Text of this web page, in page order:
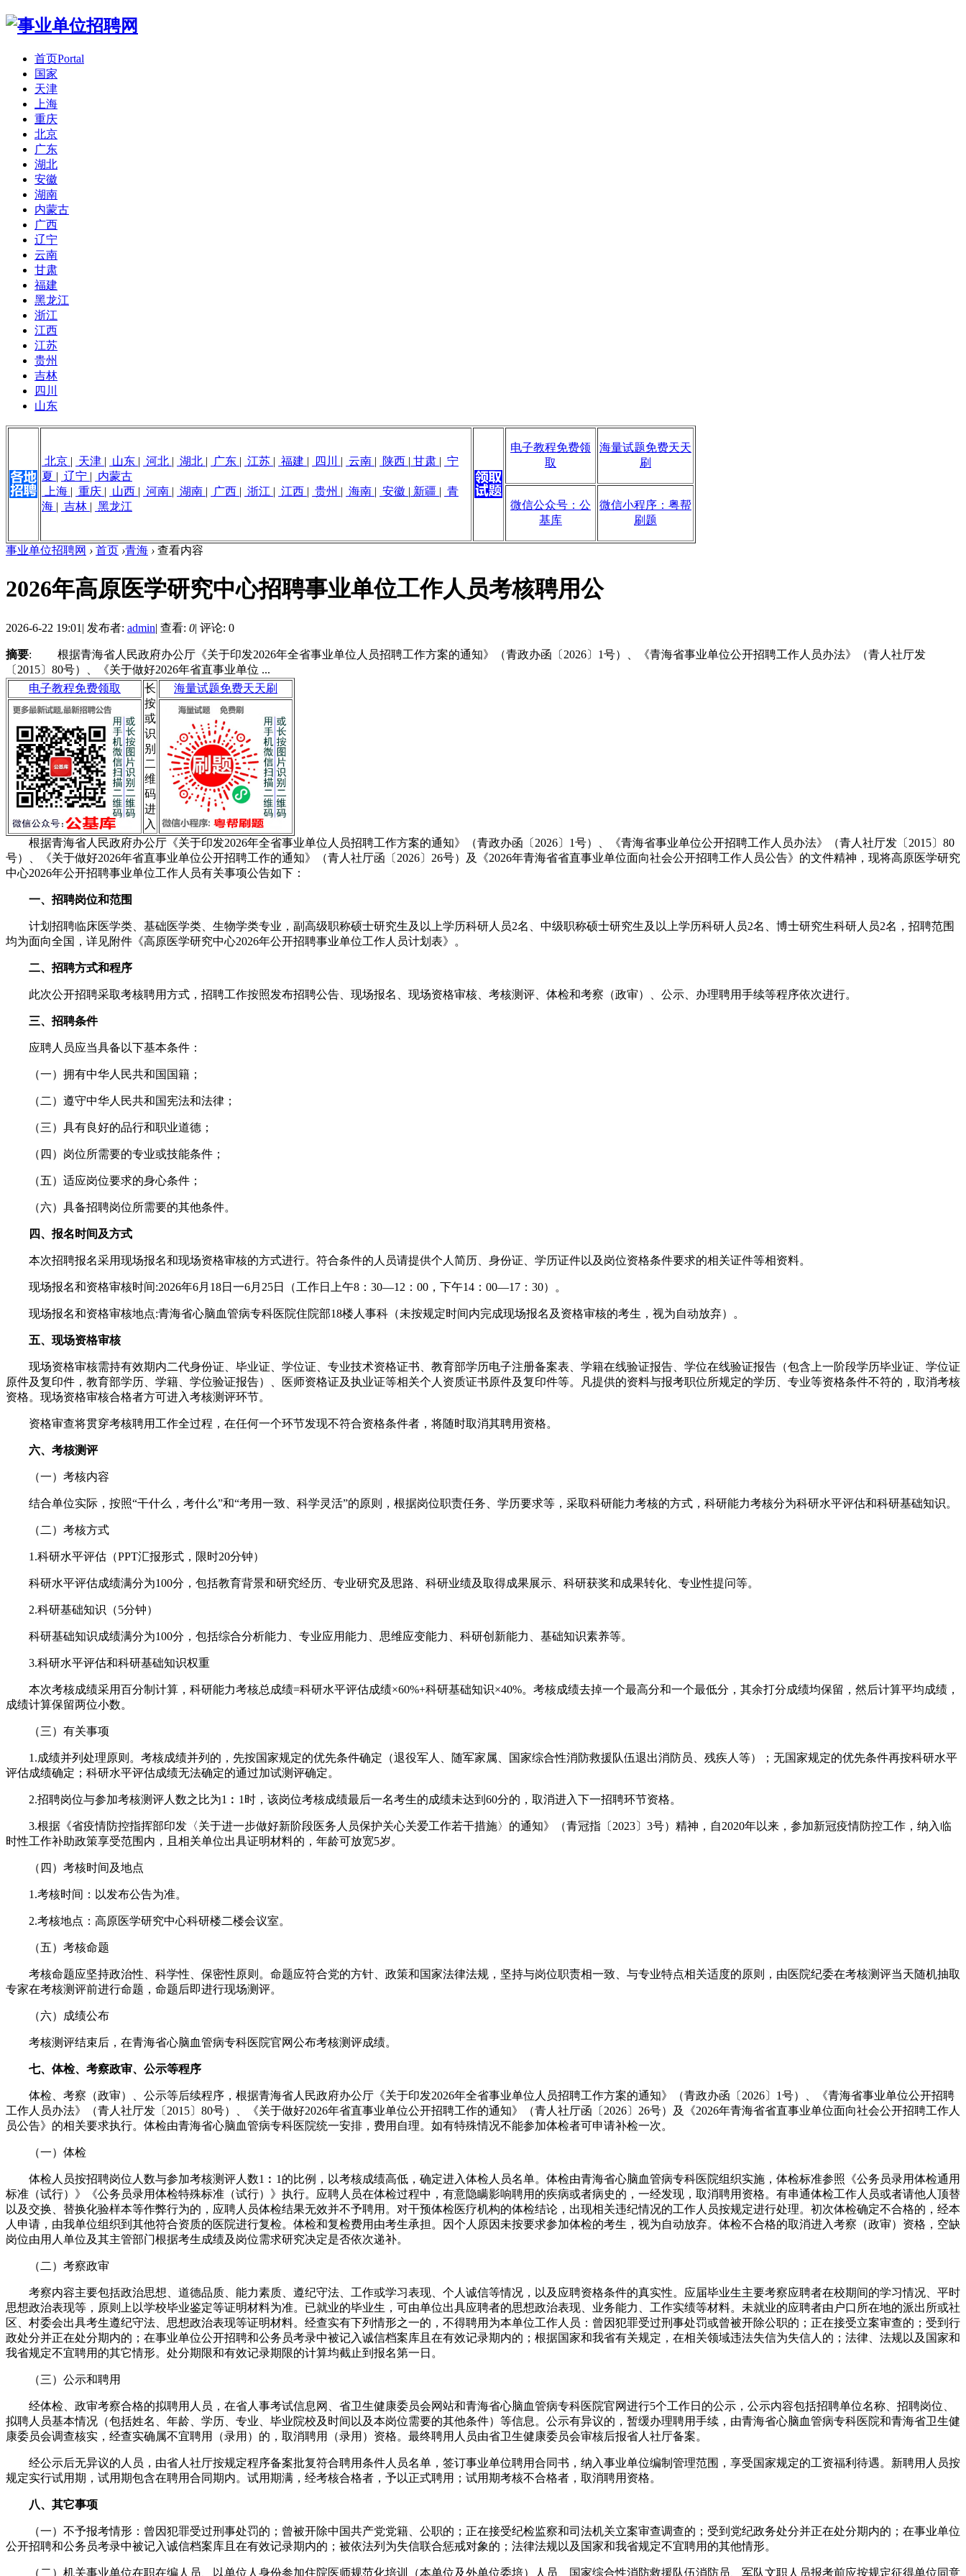
首页Portal
国家
天津
上海
重庆
北京
广东
湖北
安徽
湖南
内蒙古
广西
辽宁
云南
甘肃
福建
黑龙江
浙江
江西
江苏
贵州
吉林
四川
山东
北京 | 天津 | 山东 | 河北 | 湖北 | 广东 | 江苏 | 福建 | 四川 | 云南 | 陕西 | 甘肃 | 宁
夏 | 辽宁 | 内蒙古
上海 | 重庆 | 山西 | 河南 | 湖南 | 广西 | 浙江 | 江西 | 贵州 | 海南 | 安徽 | 新疆 | 青
海 | 吉林 | 黑龙江
电子教程免费领
取
海量试题免费天天
刷
微信公众号：公
基库
微信小程序：粤帮
刷题
事业单位招聘网 › 首页 ›青海 › 查看内容
2026年高原医学研究中心招聘事业单位工作人员考核聘用公
2026-6-22 19:01 | 发布者: admin| 查看: 0| 评论: 0
摘要: 根据青海省人民政府办公厅《关于印发2026年全省事业单位人员招聘工作方案的通知》（青政办函〔2026〕1号）、《青海省事业单位公开招聘工作人员办法》（青人社厅发
〔2015〕80号）、《关于做好2026年省直事业单位 ...
电子教程免费领取
长
按
或
识
别
二
维
码
进
入
海量试题免费天天刷
根据青海省人民政府办公厅《关于印发2026年全省事业单位人员招聘工作方案的通知》（青政办函〔2026〕1号）、《青海省事业单位公开招聘工作人员办法》（青人社厅发〔2015〕80
号）、《关于做好2026年省直事业单位公开招聘工作的通知》（青人社厅函〔2026〕26号）及《2026年青海省省直事业单位面向社会公开招聘工作人员公告》的文件精神，现将高原医学研究
中心2026年公开招聘事业单位工作人员有关事项公告如下：
一、招聘岗位和范围
计划招聘临床医学类、基础医学类、生物学类专业，副高级职称硕士研究生及以上学历科研人员2名、中级职称硕士研究生及以上学历科研人员2名、博士研究生科研人员2名，招聘范围
均为面向全国，详见附件《高原医学研究中心2026年公开招聘事业单位工作人员计划表》。
二、招聘方式和程序
此次公开招聘采取考核聘用方式，招聘工作按照发布招聘公告、现场报名、现场资格审核、考核测评、体检和考察（政审）、公示、办理聘用手续等程序依次进行。
三、招聘条件
应聘人员应当具备以下基本条件：
（一）拥有中华人民共和国国籍；
（二）遵守中华人民共和国宪法和法律；
（三）具有良好的品行和职业道德；
（四）岗位所需要的专业或技能条件；
（五）适应岗位要求的身心条件；
（六）具备招聘岗位所需要的其他条件。
四、报名时间及方式
本次招聘报名采用现场报名和现场资格审核的方式进行。符合条件的人员请提供个人简历、身份证、学历证件以及岗位资格条件要求的相关证件等相资料。
现场报名和资格审核时间:2026年6月18日一6月25日（工作日上午8：30—12：00，下午14：00—17：30）。
现场报名和资格审核地点:青海省心脑血管病专科医院住院部18楼人事科（未按规定时间内完成现场报名及资格审核的考生，视为自动放弃）。
五、现场资格审核
现场资格审核需持有效期内二代身份证、毕业证、学位证、专业技术资格证书、教育部学历电子注册备案表、学籍在线验证报告、学位在线验证报告（包含上一阶段学历毕业证、学位证
原件及复印件，教育部学历、学籍、学位验证报告）、医师资格证及执业证等相关个人资质证书原件及复印件等。凡提供的资料与报考职位所规定的学历、专业等资格条件不符的，取消考核
资格。现场资格审核合格者方可进入考核测评环节。
资格审查将贯穿考核聘用工作全过程，在任何一个环节发现不符合资格条件者，将随时取消其聘用资格。
六、考核测评
（一）考核内容
结合单位实际，按照“干什么，考什么”和“考用一致、科学灵活”的原则，根据岗位职责任务、学历要求等，采取科研能力考核的方式，科研能力考核分为科研水平评估和科研基础知识。
（二）考核方式
1.科研水平评估（PPT汇报形式，限时20分钟）
科研水平评估成绩满分为100分，包括教育背景和研究经历、专业研究及思路、科研业绩及取得成果展示、科研获奖和成果转化、专业性提问等。
2.科研基础知识（5分钟）
科研基础知识成绩满分为100分，包括综合分析能力、专业应用能力、思维应变能力、科研创新能力、基础知识素养等。
3.科研水平评估和科研基础知识权重
本次考核成绩采用百分制计算，科研能力考核总成绩=科研水平评估成绩×60%+科研基础知识×40%。考核成绩去掉一个最高分和一个最低分，其余打分成绩均保留，然后计算平均成绩，
成绩计算保留两位小数。
（三）有关事项
1.成绩并列处理原则。考核成绩并列的，先按国家规定的优先条件确定（退役军人、随军家属、国家综合性消防救援队伍退出消防员、残疾人等）；无国家规定的优先条件再按科研水平
评估成绩确定；科研水平评估成绩无法确定的通过加试测评确定。
2.招聘岗位与参加考核测评人数之比为1︰1时，该岗位考核成绩最后一名考生的成绩未达到60分的，取消进入下一招聘环节资格。
3.根据《省疫情防控指挥部印发〈关于进一步做好新阶段医务人员保护关心关爱工作若干措施〉的通知》（青冠指〔2023〕3号）精神，自2020年以来，参加新冠疫情防控工作，纳入临
时性工作补助政策享受范围内，且相关单位出具证明材料的，年龄可放宽5岁。
（四）考核时间及地点
1.考核时间：以发布公告为准。
2.考核地点：高原医学研究中心科研楼二楼会议室。
（五）考核命题
考核命题应坚持政治性、科学性、保密性原则。命题应符合党的方针、政策和国家法律法规，坚持与岗位职责相一致、与专业特点相关适度的原则，由医院纪委在考核测评当天随机抽取
专家在考核测评前进行命题，命题后即进行现场测评。
（六）成绩公布
考核测评结束后，在青海省心脑血管病专科医院官网公布考核测评成绩。
七、体检、考察政审、公示等程序
体检、考察（政审）、公示等后续程序，根据青海省人民政府办公厅《关于印发2026年全省事业单位人员招聘工作方案的通知》（青政办函〔2026〕1号）、《青海省事业单位公开招聘
工作人员办法》（青人社厅发〔2015〕80号）、《关于做好2026年省直事业单位公开招聘工作的通知》（青人社厅函〔2026〕26号）及《2026年青海省省直事业单位面向社会公开招聘工作人
员公告》的相关要求执行。体检由青海省心脑血管病专科医院统一安排，费用自理。如有特殊情况不能参加体检者可申请补检一次。
（一）体检
体检人员按招聘岗位人数与参加考核测评人数1︰1的比例，以考核成绩高低，确定进入体检人员名单。体检由青海省心脑血管病专科医院组织实施，体检标准参照《公务员录用体检通用
标准（试行）》《公务员录用体检特殊标准（试行）》执行。应聘人员在体检过程中，有意隐瞒影响聘用的疾病或者病史的，一经发现，取消聘用资格。有串通体检工作人员或者请他人顶替
以及交换、替换化验样本等作弊行为的，应聘人员体检结果无效并不予聘用。对干预体检医疗机构的体检结论，出现相关违纪情况的工作人员按规定进行处理。初次体检确定不合格的，经本
人申请，由我单位组织到其他符合资质的医院进行复检。体检和复检费用由考生承担。因个人原因未按要求参加体检的考生，视为自动放弃。体检不合格的取消进入考察（政审）资格，空缺
岗位由用人单位及其主管部门根据考生成绩及岗位需求研究决定是否依次递补。
（二）考察政审
考察内容主要包括政治思想、道德品质、能力素质、遵纪守法、工作或学习表现、个人诚信等情况，以及应聘资格条件的真实性。应届毕业生主要考察应聘者在校期间的学习情况、平时
思想政治表现等，原则上以学校毕业鉴定等证明材料为准。已就业的毕业生，可由单位出具应聘者的思想政治表现、业务能力、工作实绩等材料。未就业的应聘者由户口所在地的派出所或社
区、村委会出具考生遵纪守法、思想政治表现等证明材料。经查实有下列情形之一的，不得聘用为本单位工作人员：曾因犯罪受过刑事处罚或曾被开除公职的；正在接受立案审查的；受到行
政处分并正在处分期内的；在事业单位公开招聘和公务员考录中被记入诚信档案库且在有效记录期内的；根据国家和我省有关规定，在相关领域违法失信为失信人的；法律、法规以及国家和
我省规定不宜聘用的其它情形。处分期限和有效记录期限的计算均截止到报名第一日。
（三）公示和聘用
经体检、政审考察合格的拟聘用人员，在省人事考试信息网、省卫生健康委员会网站和青海省心脑血管病专科医院官网进行5个工作日的公示，公示内容包括招聘单位名称、招聘岗位、
拟聘人员基本情况（包括姓名、年龄、学历、专业、毕业院校及时间以及本岗位需要的其他条件）等信息。公示有异议的，暂缓办理聘用手续，由青海省心脑血管病专科医院和青海省卫生健
康委员会调查核实，经查实确属不宜聘用（录用）的，取消聘用（录用）资格。最终聘用人员由省卫生健康委员会审核后报省人社厅备案。
经公示后无异议的人员，由省人社厅按规定程序备案批复符合聘用条件人员名单，签订事业单位聘用合同书，纳入事业单位编制管理范围，享受国家规定的工资福利待遇。新聘用人员按
规定实行试用期，试用期包含在聘用合同期内。试用期满，经考核合格者，予以正式聘用；试用期考核不合格者，取消聘用资格。
八、其它事项
（一）不予报考情形：曾因犯罪受过刑事处罚的；曾被开除中国共产党党籍、公职的；正在接受纪检监察和司法机关立案审查调查的；受到党纪政务处分并正在处分期内的；在事业单位
公开招聘和公务员考录中被记入诚信档案库且在有效记录期内的；被依法列为失信联合惩戒对象的；法律法规以及国家和我省规定不宜聘用的其他情形。
（二）机关事业单位在职在编人员、以单位人身份参加住院医师规范化培训（本单位及外单位委培）人员、国家综合性消防救援队伍消防员、军队文职人员报考前应按规定征得单位同意